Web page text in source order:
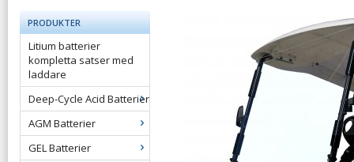
PRODUKTER
Litium batterier
kompletta satser med
laddare
Deep-Cycle Acid Batterier
AGM Batterier
GEL Batterier